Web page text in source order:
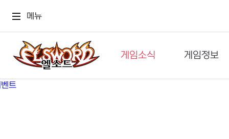
메뉴
게임소식
공지사항
게임정보
세계관